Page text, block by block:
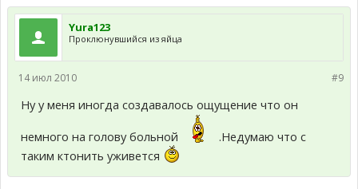
Yura123
Проклюнувшийся из яйца
#9
14 июл 2010
Ну у меня иногда создавалось ощущение что он
немного на голову больной
.Недумаю что с
таким ктонить уживется